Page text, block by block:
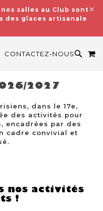
nos salles au Club sont
des glaces artisanales
CONTACTEZ-NOUS
2027
dans le 17e,
des activités pour
encadrées par des
cadre convivial et
nos activités
!